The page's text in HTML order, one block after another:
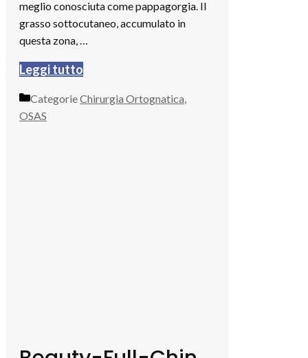
meglio conosciuta come pappagorgia. Il
grasso sottocutaneo, accumulato in
questa zona, …
Leggi tutto
CategorieChirurgia Ortognatica,
OSAS